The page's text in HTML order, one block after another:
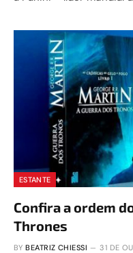
ESTANTE
Confira a ordem
Thrones
BY BEATRIZ CHIESSI 31 DE